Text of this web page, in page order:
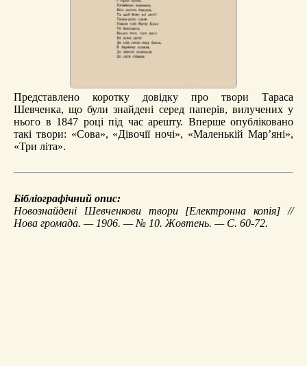
Представлено коротку довідку про твори Тараса
Шевченка, що були знайдені серед паперів, вилучених у
нього в 1847 році під час арешту. Вперше опубліковано
такі твори: «Сова», «Дівочії ночі», «Маленькій Мар’яні»,
«Три літа».
Бібліографічний опис:
Новознайдені Шевченкови твори[Електронна копія] //
Нова громада. — 1906. — № 10. Жовтень. — С. 60-72.